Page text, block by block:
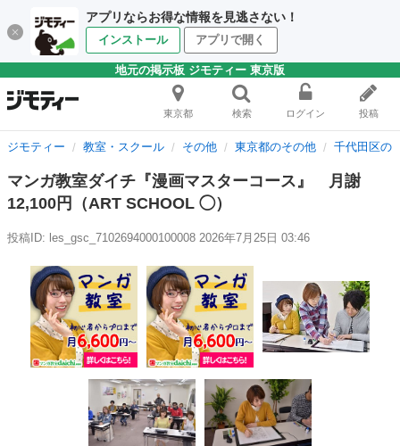
アプリならお得な情報を見逃さない！
インストール アプリで開く
地元の掲示板 ジモティー 東京版
東京都 検索 ログイン 投稿
ジモティー 教室・スクール その他 東京都のその他 千代田区の
マンガ教室ダイチ『漫画マスターコース』 月謝
12,100円（ART SCHOOL ◯）
投稿ID: les_gsc_7102694000100008 2026年7月25日 03:46